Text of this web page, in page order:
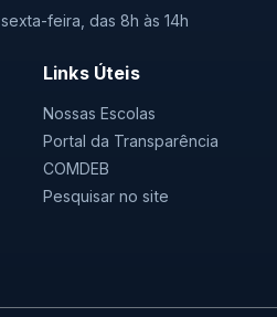
feira, das 8h às 14h
Links Úteis
Nossas Escolas
Portal da Transparência
COMDEB
Pesquisar no site